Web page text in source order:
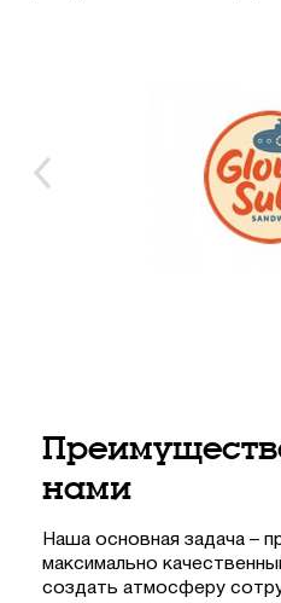
нами
Наша основная задача –
максимально
создать атмосферу